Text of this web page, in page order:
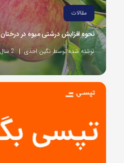
مقالات
نحوه افزایش درشتی میوه در درختان
نوشته شده توسط نگین احدی 2 سال پیش